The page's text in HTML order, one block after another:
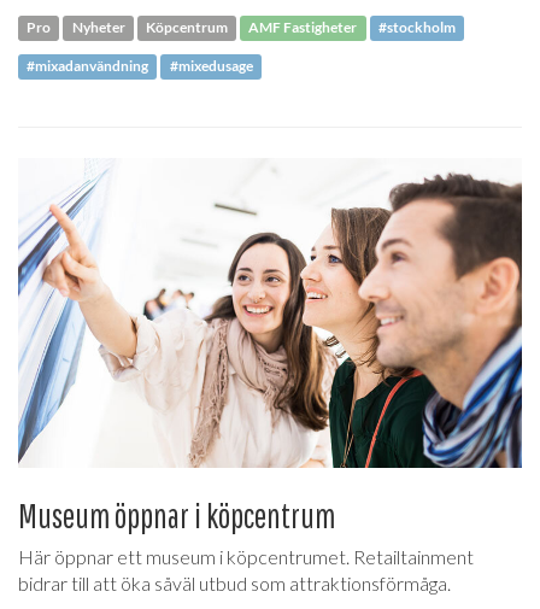
Pro Nyheter Köpcentrum AMF Fastigheter #stockholm
#mixadanvändning #mixedusage
Museum öppnar i köpcentrum
Här öppnar ett museum i köpcentrumet. Retailtainment
bidrar till att öka såväl utbud som attraktionsförmåga.